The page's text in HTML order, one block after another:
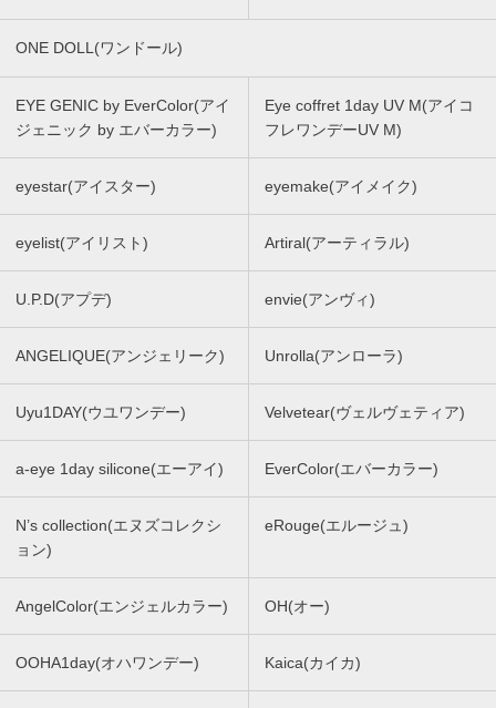
ONE DOLL(ワンドール)
EYE GENIC by EverColor(アイ
ジェニック by エバーカラー)
Eye coffret 1day UV M(アイコ
フレワンデーUV M)
eyestar(アイスター) eyemake(アイメイク)
eyelist(アイリスト) Artiral(アーティラル)
U.P.D(アプデ) envie(アンヴィ)
ANGELIQUE(アンジェリーク) Unrolla(アンローラ)
Uyu1DAY(ウユワンデー) Velvetear(ヴェルヴェティア)
a-eye 1day silicone(エーアイ) EverColor(エバーカラー)
N’s collection(エヌズコレクシ
ョン)
eRouge(エルージュ)
AngelColor(エンジェルカラー) OH(オー)
OOHA1day(オハワンデー) Kaica(カイカ)